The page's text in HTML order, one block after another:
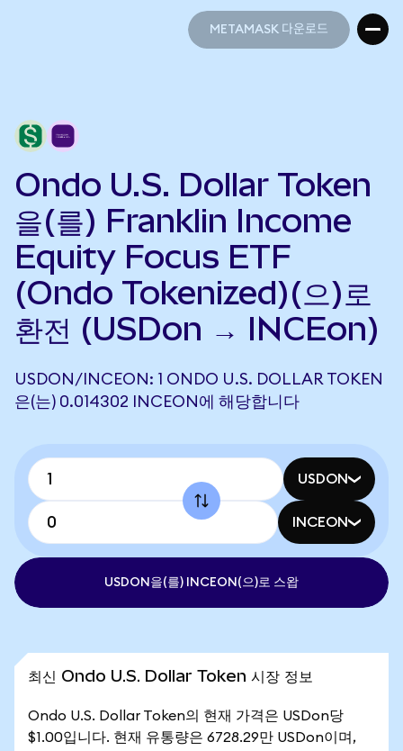
METAMASK 다운로드
Ondo U.S. Dollar Token
을(를) Franklin Income
Equity Focus ETF
(Ondo Tokenized)(으)로
환전 (USDon → INCEon)
USDON/INCEON: 1 ONDO U.S. DOLLAR TOKEN
은(는) 0.014302 INCEON에 해당합니다
USDON
INCEON
USDON을(를) INCEON(으)로 스왑
최신 Ondo U.S. Dollar Token 시장 정보
Ondo U.S. Dollar Token의 현재 가격은 USDon당
$1.00입니다. 현재 유통량은 6728.29만 USDon이며,